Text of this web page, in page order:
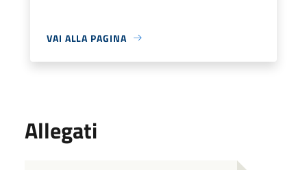
VAI ALLA PAGINA
Allegati